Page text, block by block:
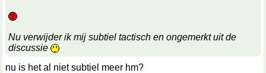
Nu verwijder ik mij subtiel tactisch en ongemerkt uit de
discussie
nu is het al niet subtiel meer hm?